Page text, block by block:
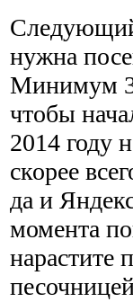
нужна
Минимум
чтобы
2014 году
скорее
да и
момента
нарастите